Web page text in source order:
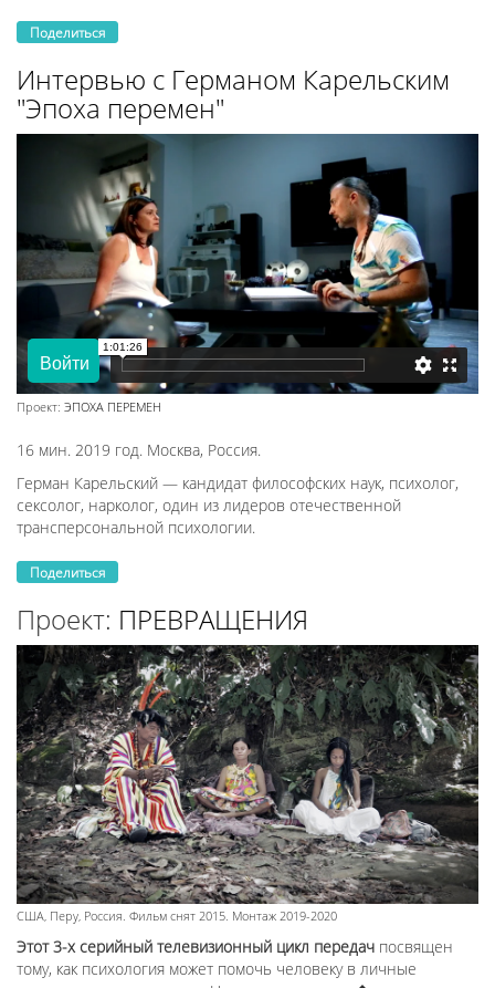
Поделиться
Интервью с Германом Карельским
"Эпоха перемен"
Проект: ЭПОХА ПЕРЕМЕН
16 мин. 2019 год. Москва, Россия.
Герман Карельский — кандидат философских наук, психолог,
сексолог, нарколог, один из лидеров отечественной
трансперсональной психологии.
Поделиться
Проект: ПРЕВРАЩЕНИЯ
США, Перу, Россия. Фильм снят 2015. Монтаж 2019-2020
Этот 3-х серийный телевизионный цикл передач посвящен
тому, как психология может помочь человеку в личные